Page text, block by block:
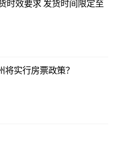
时效要求 发货时间限定至
实行房票政策？